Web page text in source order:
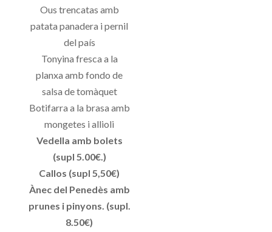
Ous trencatas amb
patata panadera i pernil
del país
Tonyina fresca a la
planxa amb fondo de
salsa de tomàquet
Botifarra a la brasa amb
mongetes i allioli
Vedella amb bolets
(supl 5.00€.)
Callos (supl 5,50€)
Ànec del Penedès amb
prunes i pinyons. (supl.
8.50€)